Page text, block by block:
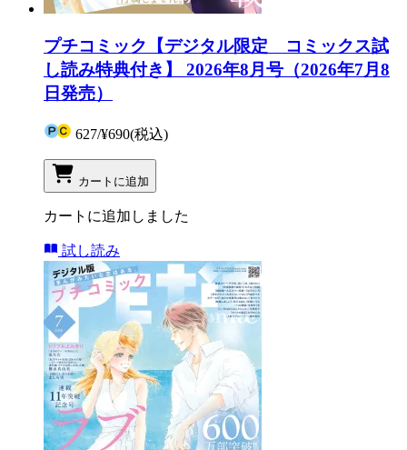
プチコミック【デジタル限定 コミックス試
し読み特典付き】 2026年8月号（2026年7月8
日発売）
627/¥690(税込)
カートに追加
カートに追加しました
試し読み